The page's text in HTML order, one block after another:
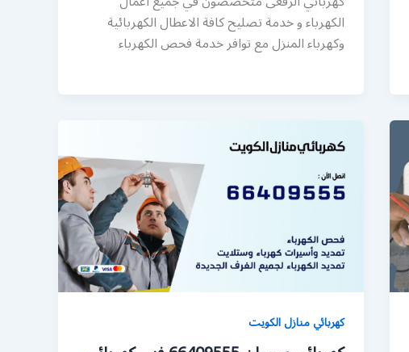
الكهرباء و خدمة تصليح كافة الاعطال الكهربائية
وكهرباء المنزل مع توافر خدمة فحص الكهرباء
كهربائي منازل الكويت